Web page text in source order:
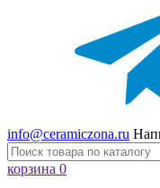
info@ceramiczona.ru
корзина 0